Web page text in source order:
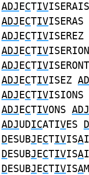
ADJECTIVISERAIS
ADJECTIVISERAS
ADJECTIVISEREZ
ADJECTIV
ADJECTIVISERONT
ADJECTIVISEZ
ADJECTIVISIONS
ADJECTIVONS ADJ
ADJUDICATIVES D
DESUBJECTIVISAI
DESUBJECTIVISA
DESUBJECTIVISA